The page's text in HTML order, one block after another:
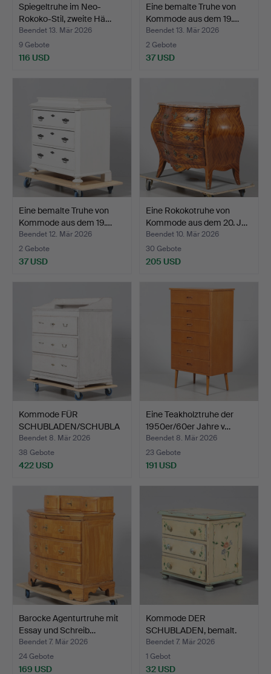
Spiegeltruhe im Neo-
Rokoko-Stil, zweite Hä…
Beendet 13. Mär 2026
9 Gebote
116 USD
Eine bemalte Truhe von
Kommode aus dem 19.…
Beendet 13. Mär 2026
2 Gebote
37 USD
Eine bemalte Truhe von
Kommode aus dem 19.…
Beendet 12. Mär 2026
2 Gebote
37 USD
Eine Rokokotruhe von
Kommode aus dem 20. J…
Beendet 10. Mär 2026
30 Gebote
205 USD
Kommode FÜR
SCHUBLADEN/SCHUBLA
DE 1700/1800…
Beendet 8. Mär 2026
38 Gebote
422 USD
Eine Teakholztruhe der
1950er/60er Jahre v…
Beendet 8. Mär 2026
23 Gebote
191 USD
Barocke Agenturtruhe mit
Essay und Schreib…
Beendet 7. Mär 2026
24 Gebote
169 USD
Kommode DER
SCHUBLADEN, bemalt.
Beendet 7. Mär 2026
1 Gebot
32 USD